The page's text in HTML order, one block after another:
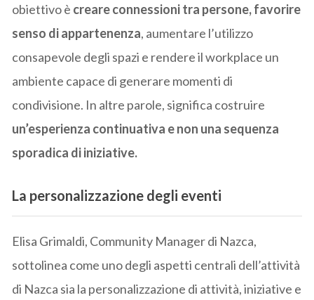
obiettivo è creare connessioni tra persone, favorire
senso di appartenenza, aumentare l’utilizzo
consapevole degli spazi e rendere il workplace un
ambiente capace di generare momenti di
condivisione. In altre parole, significa costruire
un’esperienza continuativa e non una sequenza
sporadica di iniziative.
La personalizzazione degli eventi
Elisa Grimaldi, Community Manager di Nazca,
sottolinea come uno degli aspetti centrali dell’attività
di Nazca sia la personalizzazione di attività, iniziative e